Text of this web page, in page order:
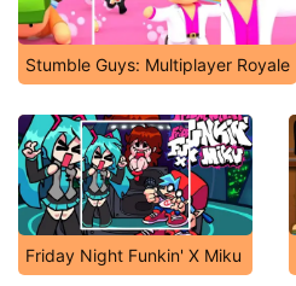
Stumble Guys: Multiplayer Royale
Friday Night Funkin' X Miku